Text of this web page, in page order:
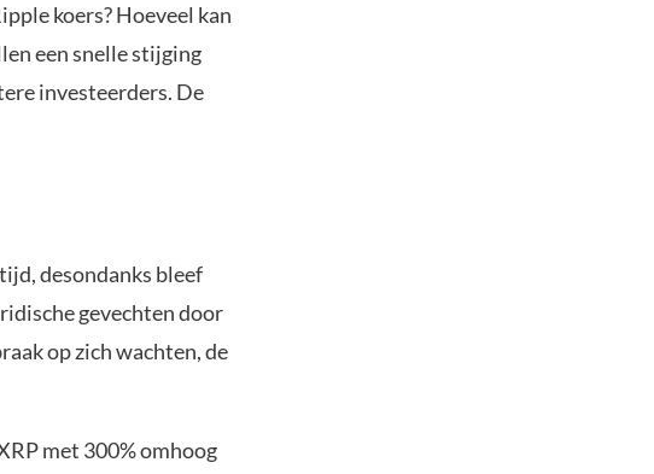
koers? Hoeveel kan
een snelle stijging
investeerders. De
desondanks bleef
gevechten door
op zich wachten, de
met 300% omhoog